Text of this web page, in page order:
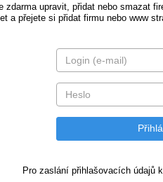
zdarma upravit, přidat nebo smazat
a přejete si přidat firmu nebo www
Pro zaslání přihlašovacích údajů